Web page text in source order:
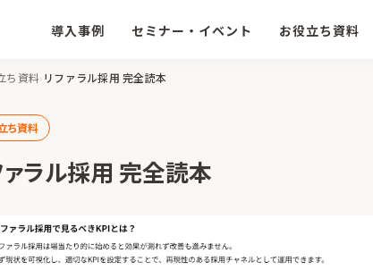
導入事例 セミナー・イベント お役立ち資料
ち資料›リファラル採用 完全読本
ち資料
ァラル採用 完全読本